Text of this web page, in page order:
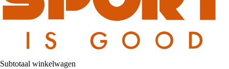
Subtotaal winkelwagen